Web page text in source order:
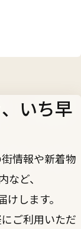
いち早
情報や新着物
ど、
します。
ご利用いただ